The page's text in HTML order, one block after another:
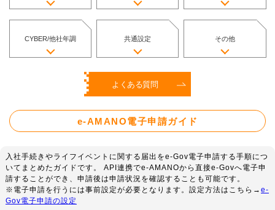
CYBER/他社年調 共通設定 その他
よくある質問
e-AMANO電子申請ガイド
入社手続きやライフイベントに関する届出をe-Gov電子申請する手順につ
いてまとめたガイドです。 API連携でe-AMANOから直接e-Govへ電子申
請することができ、申請後は申請状況を確認することも可能です。
※電子申請を行うには事前設定が必要となります。設定方法はこちら→ e-
Gov電子申請の設定